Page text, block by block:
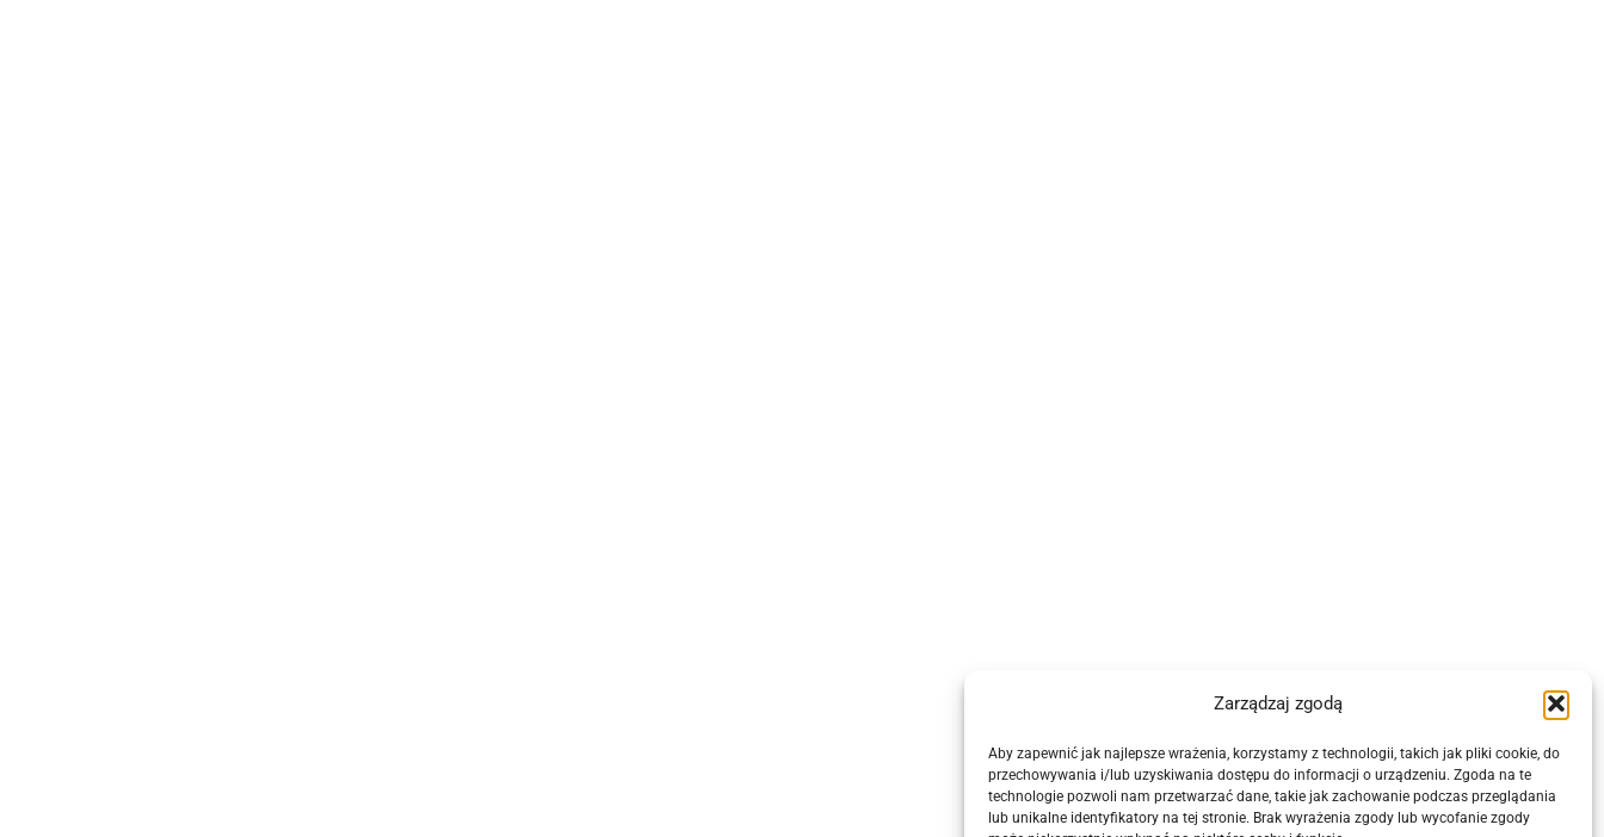
Zarządzaj zgodą
Aby zapewnić jak najlepsze wrażenia, korzystamy z technologii, takich jak pliki cookie, do
przechowywania i/lub uzyskiwania dostępu do informacji o urządzeniu. Zgoda na te
technologie pozwoli nam przetwarzać dane, takie jak zachowanie podczas przeglądania
lub unikalne identyfikatory na tej stronie. Brak wyrażenia zgody lub wycofanie zgody